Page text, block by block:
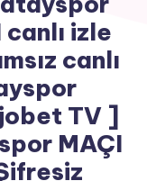
izle
canlı
TV ]
MAÇI